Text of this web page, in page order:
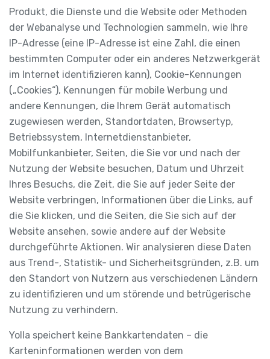
Produkt, die Dienste und die Website oder Methoden
der Webanalyse und Technologien sammeln, wie Ihre
IP-Adresse (eine IP-Adresse ist eine Zahl, die einen
bestimmten Computer oder ein anderes Netzwerkgerät
im Internet identifizieren kann), Cookie-Kennungen
(„Cookies“), Kennungen für mobile Werbung und
andere Kennungen, die Ihrem Gerät automatisch
zugewiesen werden, Standortdaten, Browsertyp,
Betriebssystem, Internetdienstanbieter,
Mobilfunkanbieter, Seiten, die Sie vor und nach der
Nutzung der Website besuchen, Datum und Uhrzeit
Ihres Besuchs, die Zeit, die Sie auf jeder Seite der
Website verbringen, Informationen über die Links, auf
die Sie klicken, und die Seiten, die Sie sich auf der
Website ansehen, sowie andere auf der Website
durchgeführte Aktionen. Wir analysieren diese Daten
aus Trend-, Statistik- und Sicherheitsgründen, z.B. um
den Standort von Nutzern aus verschiedenen Ländern
zu identifizieren und um störende und betrügerische
Nutzung zu verhindern.
Yolla speichert keine Bankkartendaten – die
Karteninformationen werden von dem